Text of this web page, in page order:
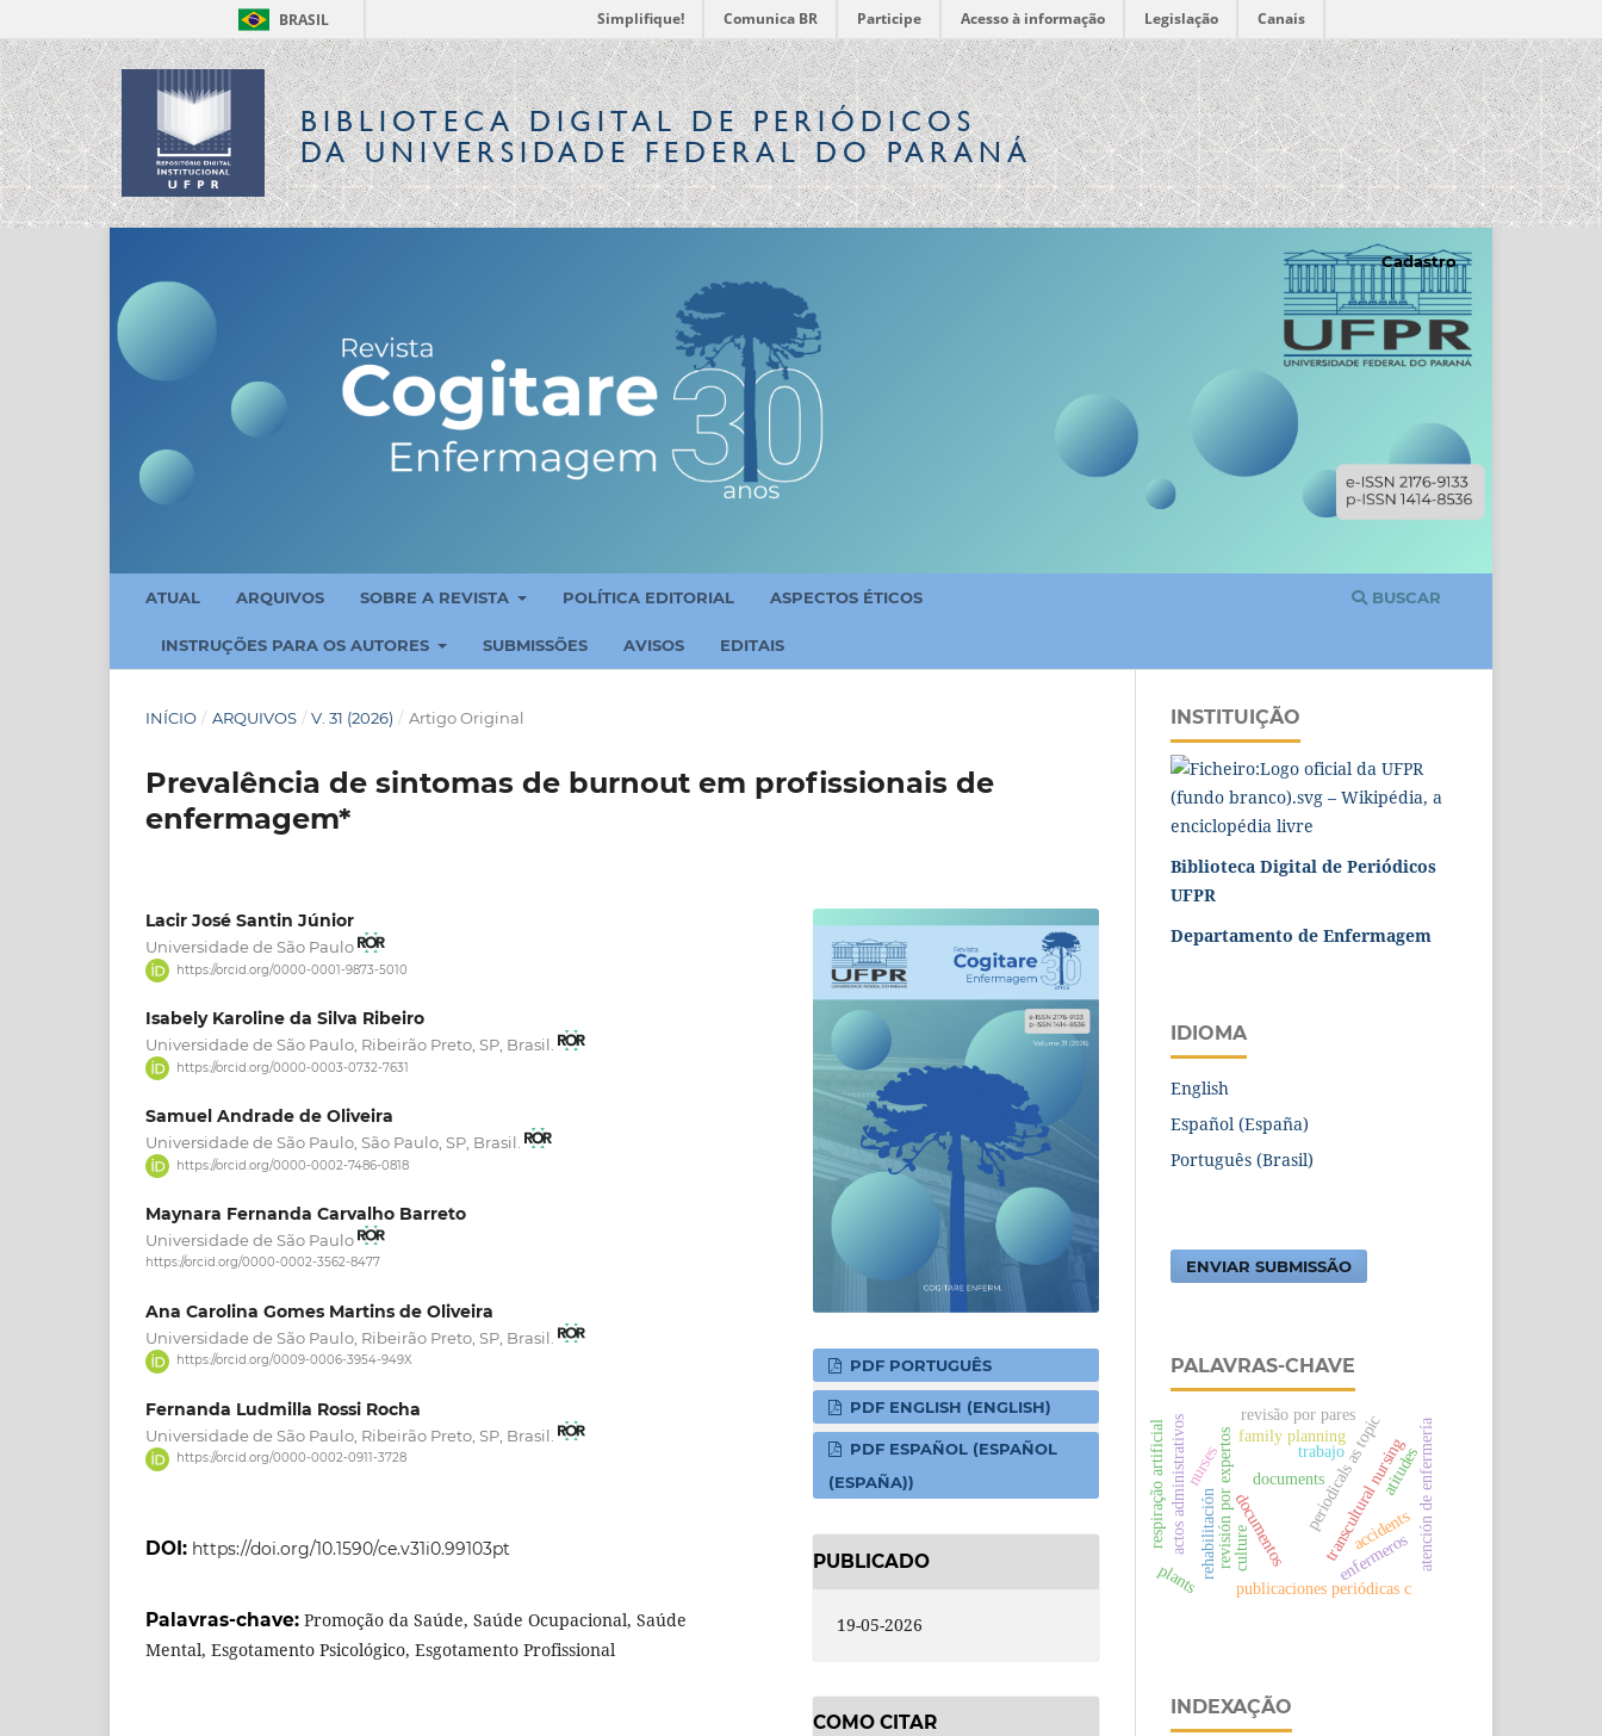
BRASIL Simplifique! Comunica BR Participe Acesso à informação Legislação Canais
BIBLIOTECA DIGITALDE PERIÓDICOS
DA UNIVERSIDADE FEDERAL DO PARANÁ
ATUAL ARQUIVOS SOBRE A REVISTA POLÍTICA EDITORIAL ASPECTOS ÉTICOS
INSTRUÇÕES PARA OS AUTORES SUBMISSÕES AVISOS EDITAIS
BUSCAR
Cadastro
INÍCIO / ARQUIVOS / V. 31 (2026) / Artigo Original
Prevalência de sintomas de burnout em profissionais de
enfermagem*
Lacir José Santin Júnior
Universidade de São Paulo
https://orcid.org/0000-0001-9873-5010
Isabely Karoline da Silva Ribeiro
Universidade de São Paulo, Ribeirão Preto, SP, Brasil.
https://orcid.org/0000-0003-0732-7631
Samuel Andrade de Oliveira
Universidade de São Paulo, São Paulo, SP, Brasil.
https://orcid.org/0000-0002-7486-0818
Maynara Fernanda Carvalho Barreto
Universidade de São Paulo
https://orcid.org/0000-0002-3562-8477
Ana Carolina Gomes Martins de Oliveira
Universidade de São Paulo, Ribeirão Preto, SP, Brasil.
https://orcid.org/0009-0006-3954-949X
Fernanda Ludmilla Rossi Rocha
Universidade de São Paulo, Ribeirão Preto, SP, Brasil.
https://orcid.org/0000-0002-0911-3728
DOI: https://doi.org/10.1590/ce.v31i0.99103pt
Palavras-chave: Promoção da Saúde, Saúde Ocupacional, Saúde
Mental, Esgotamento Psicológico, Esgotamento Profissional
PDF PORTUGUÊS
PDF ENGLISH (ENGLISH)
PDF ESPAÑOL (ESPAÑOL
(ESPAÑA))
PUBLICADO
19-05-2026
COMO CITAR
INSTITUIÇÃO
Biblioteca Digital de Periódicos
UFPR
Departamento de Enfermagem
IDIOMA
English
Español (España)
Português (Brasil)
ENVIAR SUBMISSÃO
PALAVRAS-CHAVE
documentos periodicals as topic
revisión por expertos
publicaciones periódicas c
transcultural nursingatención de enfermería
family planning
documents
nurses
actos administrativos
enfermeros
accidents
rehabilitación
atitudes
culture
plants
respiração artificial
revisão por pares
trabajo
INDEXAÇÃO